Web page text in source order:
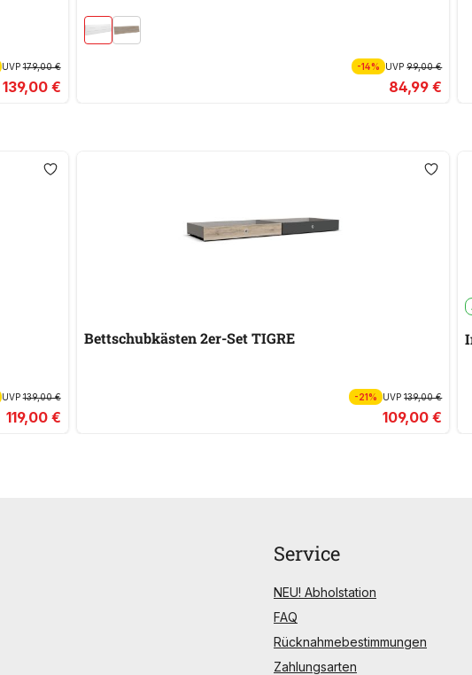
UVP179,00 €
139,00 €
-14% UVP99,00 €
84,99 €
UVP139,00 €
119,00 €
Bettschubkästen 2er-Set TIGRE
-21% UVP139,00 €
109,00 €
Service
NEU! Abholstation
FAQ
Rücknahmebestimmungen
Zahlungsarten